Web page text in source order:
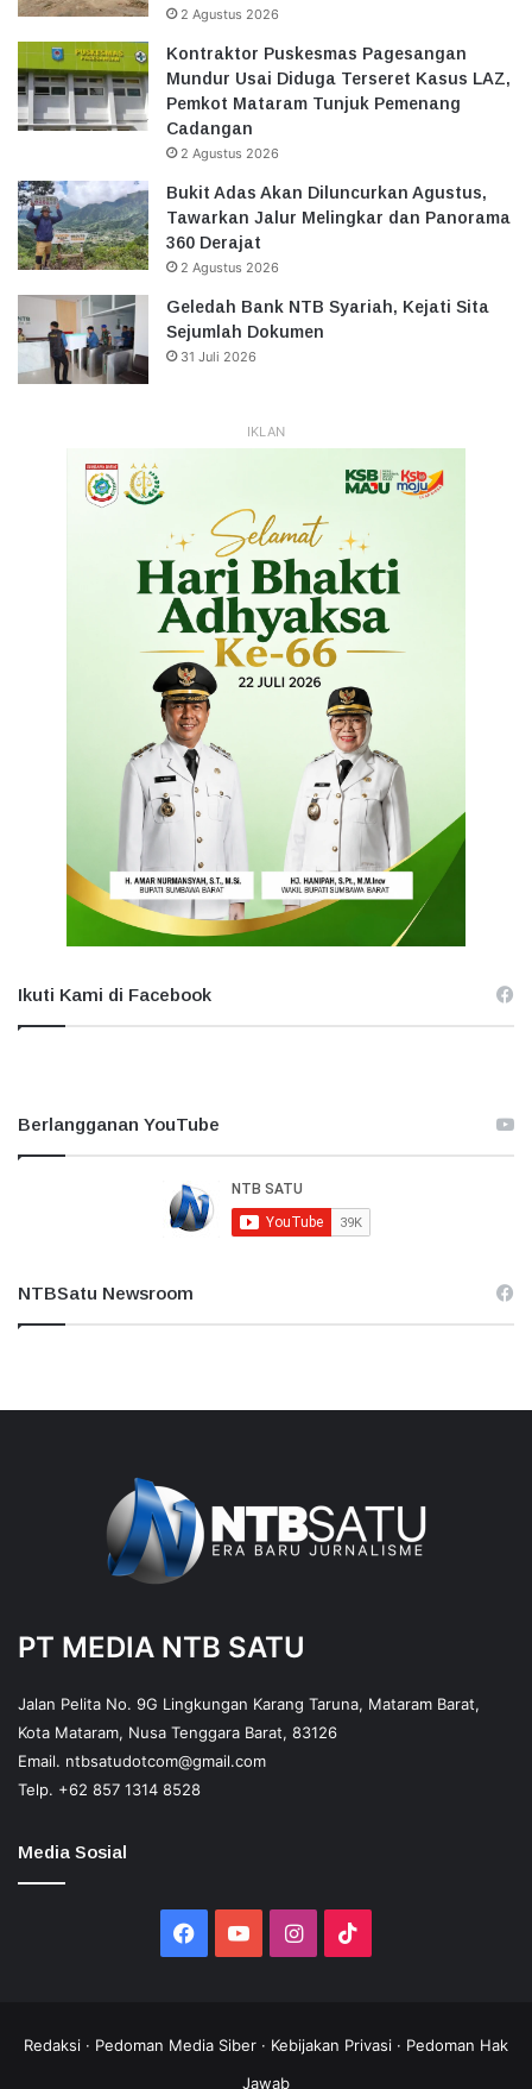
2 Agustus 2026
Kontraktor Puskesmas Pagesangan
Mundur Usai Diduga Terseret Kasus LAZ,
Pemkot Mataram Tunjuk Pemenang
Cadangan
2 Agustus 2026
Bukit Adas Akan Diluncurkan Agustus,
Tawarkan Jalur Melingkar dan Panorama
360 Derajat
2 Agustus 2026
Geledah Bank NTB Syariah, Kejati Sita
Sejumlah Dokumen
31 Juli 2026
IKLAN
Ikuti Kami di Facebook
Berlangganan YouTube
NTBSatu Newsroom
PT MEDIA NTB SATU
Jalan Pelita No. 9G Lingkungan Karang Taruna, Mataram Barat,
Kota Mataram, Nusa Tenggara Barat, 83126
Email. ntbsatudotcom@gmail.com
Telp. +62 857 1314 8528
Media Sosial
Facebook
YouTubeInstagram
Redaksi · Pedoman Media Siber · Kebijakan Privasi · Pedoman Hak
Jawab